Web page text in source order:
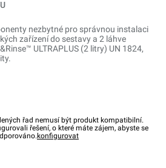
nezbytné pro správnou instalaci
zařízení do sestavy a 2 láhve
ULTRAPLUS (2 litry) UN 1824,
řad nemusí být produkt kompatibilní.
řešení, o které máte zájem, abyste se
konfigurovat